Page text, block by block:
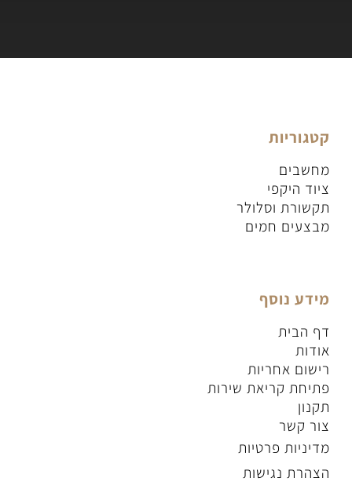
קטגוריות
מחשבים
ציוד היקפי
תקשורת וסלולר
מבצעים חמים
מידע נוסף
דף הבית
אודות
רישום אחריות
פתיחת קריאת שירות
תקנון
צור קשר
מדיניות פרטיות
הצהרת נגישות